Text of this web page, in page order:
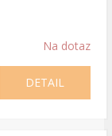
Na dotaz
DETAIL